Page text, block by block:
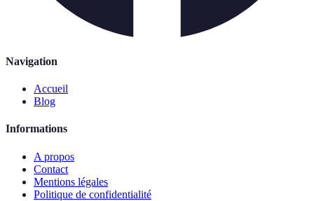
Navigation
Accueil
Blog
Informations
A propos
Contact
Mentions légales
Politique de confidentialité